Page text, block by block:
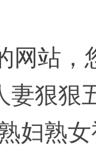
网站，
妻狠狠
妇熟